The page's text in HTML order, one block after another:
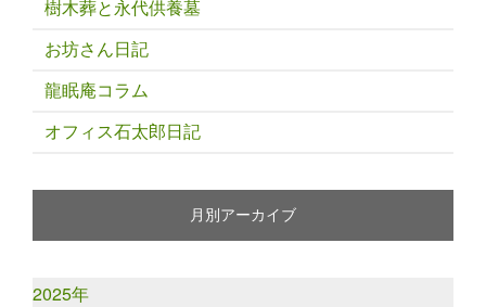
樹木葬と永代供養墓
お坊さん日記
龍眠庵コラム
オフィス石太郎日記
月別アーカイブ
2025年